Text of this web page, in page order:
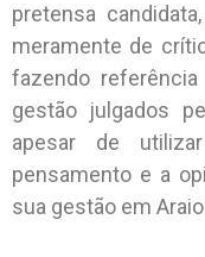
pretensa
meramente de
fazendo
gestão julgados
apesar de
pensamento e a
sua gestão em